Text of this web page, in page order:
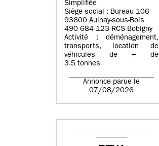
Simplifiée
Siège social : Bureau 106
93600 Aulnay-sous-Bois
490 684 123 RCS Bobigny
Activité : déménagement,
transports, location de
véhicules de + de
3.5 tonnes
Annonce parue le
07/08/2026